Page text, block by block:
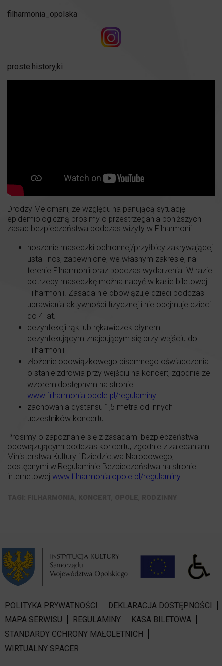
filharmonia_opolska
proste.historyjki
Drodzy Melomani, ze względu na panującą sytuację
epidemiologiczną prosimy o przestrzegania poniższych
zasad bezpieczeństwa podczas wizyty w Filharmonii:
noszenie maseczki ochronnej/przyłbicy zakrywającej
usta i nos, zapewnionej we własnym zakresie, na
terenie Filharmonii oraz podczas wydarzenia. W razie
potrzeby maseczkę można nabyć w kasie biletowej
Filharmonii. Zasada nie obowiązuje dzieci podczas
uprawiania aktywności fizycznej i nie obejmuje dzieci
do 4 lat.
dezynfekcji rąk lub rękawiczek płynem
dezynfekującym znajdującym się przy wejściu do
Filharmonii
złożenie obowiązkowego pisemnego oświadczenia
o stanie zdrowia przy wejściu na koncert, zgodnie ze
wzorem dostępnym na stronie
www.filharmonia.opole.pl/regulaminy.
zachowania dystansu 1,5 metra od innych
uczestników koncertu
Prosimy o zapoznanie się z zasadami bezpieczeństwa
obowiązującymi podczas koncertu, zgodnie z zalecaniami
Ministerstwa Kultury i Dziedzictwa Narodowego,
dostępnymi w Regulaminie Bezpieczeństwa na stronie
internetowej www.filharmonia.opole.pl/regulaminy.
POLITYKA PRYWATNOŚCI
DEKLARACJA DOSTĘPNOŚCI
MAPA SERWISU
REGULAMINY
KASA BILETOWA
STANDARDY OCHRONY MAŁOLETNICH
WIRTUALNY SPACER